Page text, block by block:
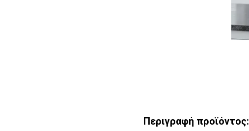
Περιγραφή προϊόντος: